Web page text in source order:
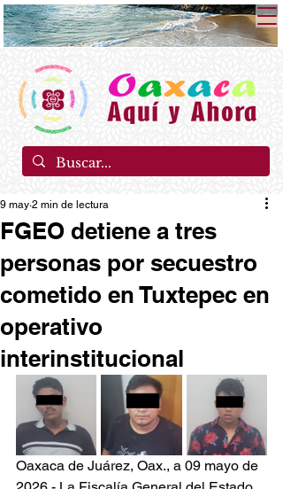
FGEO detiene a tres
personas por secuestro
cometido en Tuxtepec en
operativo
interinstitucional
9 may 2 min de lectura
Oaxaca de Juárez, Oax., a 09 mayo de